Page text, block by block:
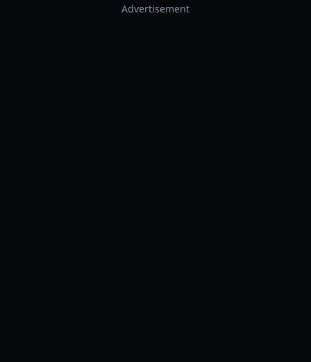
Advertisement